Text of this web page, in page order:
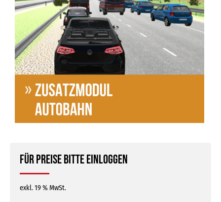
Für Preise bitte einloggen
exkl. 19 % MwSt.